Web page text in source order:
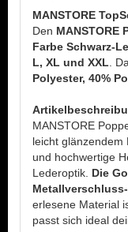
MANSTORE
Den MANSTORE
Farbe Schwarz-
L, XL und XXL .
Polyester, 40%
MANSTORE
leicht
und hochwertige
Lederoptik. Die
erlesene Material
passt sich ideal